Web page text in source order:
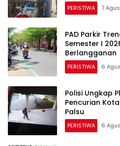
PERISTIWA 7
PAD Parkir
Semester I
Berlangganan
PERISTIWA 6
Polisi Ungkap
Pencurian
Palsu
PERISTIWA 6